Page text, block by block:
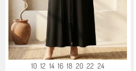
10 12 14 16 18 20 22 24